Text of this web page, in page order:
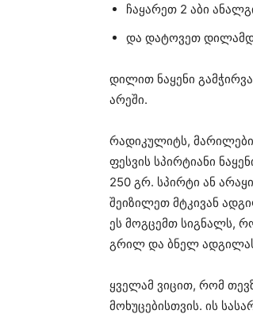
ჩაყარეთ 2 აბი
და დატოვეთ
დილით ნაყენი
არეში.
რადიკულიტს,
ფესვის სპირტიანი
250 გრ. სპირტი ან
შეიზილეთ მტკივან
ეს მოგცემთ სიგნალს,
გრილ და ბნელ
ყველამ ვიცით, რომ
მოხუცებისთვის. ის